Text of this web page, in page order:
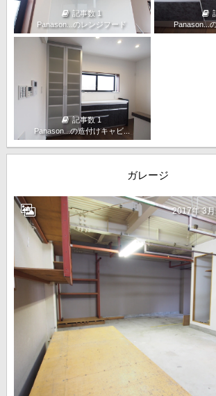
記事数 1
Panason...のレンジフード
Panason...
記事数 1
Panason...の造付けキャビ...
ガレージ
2017年 3